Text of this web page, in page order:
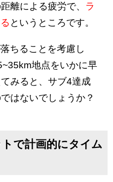
離による疲労で、 ラ
というところです。
ちることを考慮し
地点をいかに早
みると、サブ4達成
はないでしょうか？
で計画的にタイム